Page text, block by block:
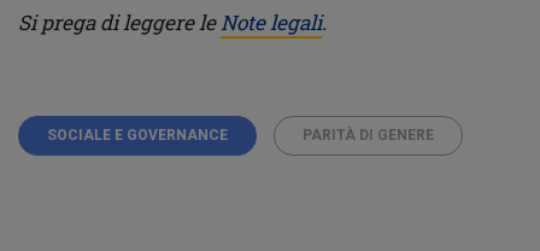
Si prega di leggere leNote legali.
SOCIALE E GOVERNANCE PARITÀ DI GENERE